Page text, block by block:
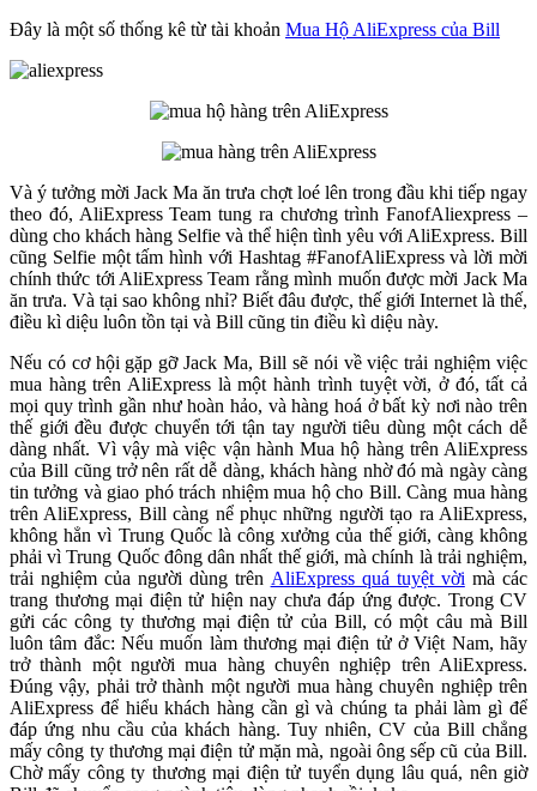
Đây là một số thống kê từ tài khoản Mua Hộ AliExpress của Bill
Và ý tưởng mời Jack Ma ăn trưa chợt loé lên trong đầu khi tiếp ngay
theo đó, AliExpress Team tung ra chương trình FanofAliexpress –
dùng cho khách hàng Selfie và thể hiện tình yêu với AliExpress. Bill
cũng Selfie một tấm hình với Hashtag #FanofAliExpress và lời mời
chính thức tới AliExpress Team rằng mình muốn được mời Jack Ma
ăn trưa. Và tại sao không nhỉ? Biết đâu được, thế giới Internet là thế,
điều kì diệu luôn tồn tại và Bill cũng tin điều kì diệu này.
Nếu có cơ hội gặp gỡ Jack Ma, Bill sẽ nói về việc trải nghiệm việc
mua hàng trên AliExpress là một hành trình tuyệt vời, ở đó, tất cả
mọi quy trình gần như hoàn hảo, và hàng hoá ở bất kỳ nơi nào trên
thế giới đều được chuyển tới tận tay người tiêu dùng một cách dễ
dàng nhất. Vì vậy mà việc vận hành Mua hộ hàng trên AliExpress
của Bill cũng trở nên rất dễ dàng, khách hàng nhờ đó mà ngày càng
tin tưởng và giao phó trách nhiệm mua hộ cho Bill. Càng mua hàng
trên AliExpress, Bill càng nể phục những người tạo ra AliExpress,
không hẳn vì Trung Quốc là công xưởng của thế giới, càng không
phải vì Trung Quốc đông dân nhất thế giới, mà chính là trải nghiệm,
trải nghiệm của người dùng trên AliExpress quá tuyệt vời mà các
trang thương mại điện tử hiện nay chưa đáp ứng được. Trong CV
gửi các công ty thương mại điện tử của Bill, có một câu mà Bill
luôn tâm đắc: Nếu muốn làm thương mại điện tử ở Việt Nam, hãy
trở thành một người mua hàng chuyên nghiệp trên AliExpress.
Đúng vậy, phải trở thành một người mua hàng chuyên nghiệp trên
AliExpress để hiểu khách hàng cần gì và chúng ta phải làm gì để
đáp ứng nhu cầu của khách hàng. Tuy nhiên, CV của Bill chẳng
mấy công ty thương mại điện tử mặn mà, ngoài ông sếp cũ của Bill.
Chờ mấy công ty thương mại điện tử tuyển dụng lâu quá, nên giờ